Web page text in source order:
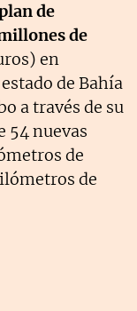
de
de
en
de Bahía
a través de su
54 nuevas
de
de